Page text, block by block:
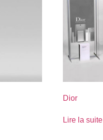
Dior
Lire la suite